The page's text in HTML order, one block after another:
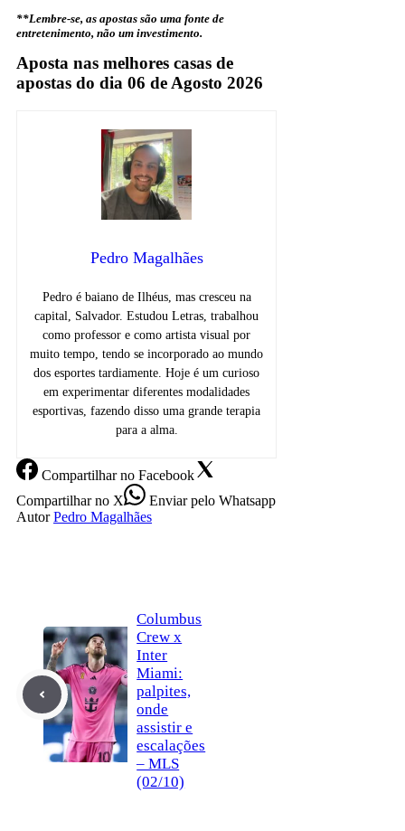
**Lembre-se, as apostas são uma fonte de
entretenimento, não um investimento.
Aposta nas melhores casas de
apostas do dia 06 de Agosto 2026
Pedro Magalhães
Pedro é baiano de Ilhéus, mas cresceu na
capital, Salvador. Estudou Letras, trabalhou
como professor e como artista visual por
muito tempo, tendo se incorporado ao mundo
dos esportes tardiamente. Hoje é um curioso
em experimentar diferentes modalidades
esportivas, fazendo disso uma grande terapia
para a alma.
Compartilharno Facebook
Compartilharno X Enviarpelo Whatsapp
Autor Pedro Magalhães
Columbus
Crew x
Inter
Miami:
palpites,
onde
assistir e
escalações
– MLS
(02/10)